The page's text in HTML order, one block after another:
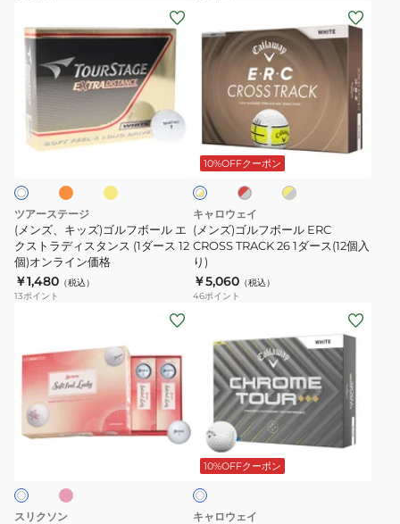
RED
ダ
ー
ス
(120
個
入
り)
S6GXJ
S6WXJ
(12
り)
ー
ス
入
VV5PNA05
ン
ズ、
ズ)
フ
ボ
ー
ル
エ
ク
ラ
デ
ィ
ス
タ
(1
イ
エ
ツアーステージ
(メンズ、キッズ)ゴルフボール エ
クストラディスタンス (1ダース 12
個)オンライン価格
￥1,480 （税込）
13ポイント
ン
ズ)
フ
ボ
ー
ル
ERC
CROSS
TRACK
26
1
り)
10%OFFクーポン
ホ
×
イ
エ
ロ
ー
レ
グ
ー
イ
エ
ロ
レ
ー
キャロウェイ
(メンズ)ゴルフボール ERC
CROSS TRACK 26 1ダース(12個入
り)
￥5,060 （税込）
46ポイント
ィ
ー
ス)
ゴ
ル
ボ
ー
スリクソン
ー
ル
ク
10%OFFクーポン
ホ
キャロウェイ